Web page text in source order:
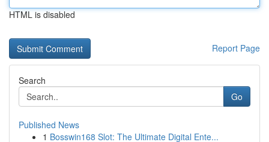
HTML is disabled
Report Page
Search
Go
Published News
1 Bosswin168 Slot: The Ultimate Digital Ente...